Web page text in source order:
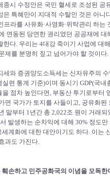
시 수정안은 국민 혈세로 조성된 공
특혜만이 지대적 수탈인 것은 아니
프라를 사유화·사영화·위탁관리 하
연동된 당연한 권리였던 공공재에
다. 우리는 4대강 죽이기 사업에 대
제를 분명히 짚고 넘어가야 할 것이다.
와 증권양도소득세는 신자유주의
련 통계 기준)이며 동시기 GDP(국내
점차 높인다면, 부동산 투기로부터
면 국가가 토지를 사들이고, 공유화
말부터 1년간 총 2,022조 원이 거래
발생하는 순차익에 대해 30% 정도
계화에 대한 대안이기도 하다. 이는
과도 가진다.
손하고 민주공화국의 이념을 모독한